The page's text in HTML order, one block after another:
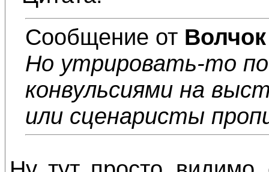
Сообщение от Волчок
Но утрировать-то
конвульсиями на
или сценаристы